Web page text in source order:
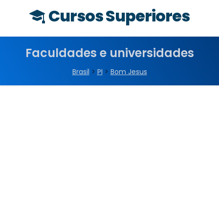
Cursos Superiores
Faculdades e universidades
Brasil > PI > Bom Jesus